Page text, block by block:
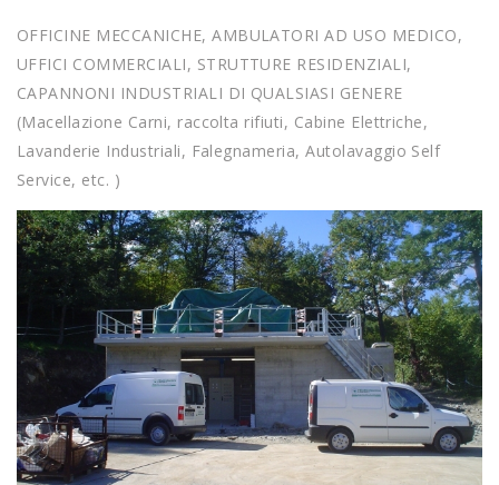
OFFICINE MECCANICHE, AMBULATORI AD USO MEDICO,
UFFICI COMMERCIALI, STRUTTURE RESIDENZIALI,
CAPANNONI INDUSTRIALI DI QUALSIASI GENERE
(Macellazione Carni, raccolta rifiuti, Cabine Elettriche,
Lavanderie Industriali, Falegnameria, Autolavaggio Self
Service, etc. )